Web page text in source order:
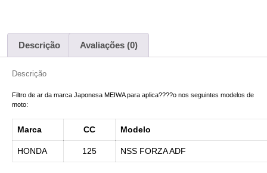
Descrição Avaliações (0)
Descrição
Filtro de ar da marca Japonesa MEIWA para aplica????o nos seguintes modelos de
moto:
Marca CC Modelo
HONDA 125 NSS FORZA ADF